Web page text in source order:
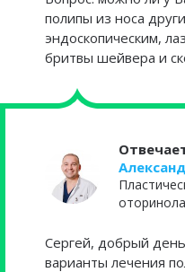
полипы из носа
эндоскопическим,
бритвы шейвера и
Сергей, добрый
варианты лечения